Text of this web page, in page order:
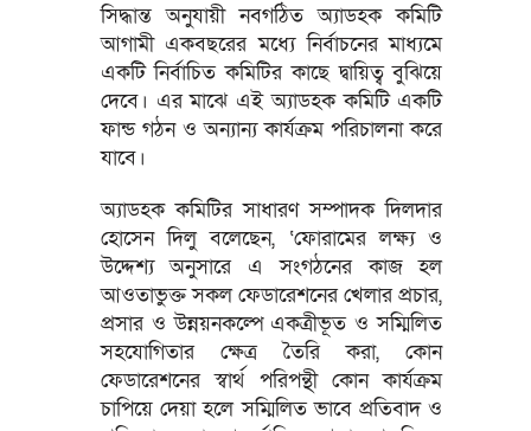
সিদ্ধান্ত অনুযায়ী নবগঠিত অ্যাডহক কমিটি
আগামী একবছরের মধ্যে নির্বাচনের মাধ্যমে
একটি নির্বাচিত কমিটির কাছে দ্বায়িত্ব বুঝিয়ে
দেবে। এর মাঝে এই অ্যাডহক কমিটি একটি
ফান্ড গঠন ও অন্যান্য কার্যক্রম পরিচালনা করে
যাবে।
অ্যাডহক কমিটির সাধারণ সম্পাদক দিলদার
হোসেন দিলু বলেছেন, ‘ফোরামের লক্ষ্য ও
উদ্দেশ্য অনুসারে এ সংগঠনের কাজ হল
আওতাভুক্ত সকল ফেডারেশনের খেলার প্রচার,
প্রসার ও উন্নয়নকল্পে একত্রীভূত ও সম্মিলিত
সহযোগিতার ক্ষেত্র তৈরি করা, কোন
ফেডারেশনের স্বার্থ পরিপন্থী কোন কার্যক্রম
চাপিয়ে দেয়া হলে সম্মিলিত ভাবে প্রতিবাদ ও